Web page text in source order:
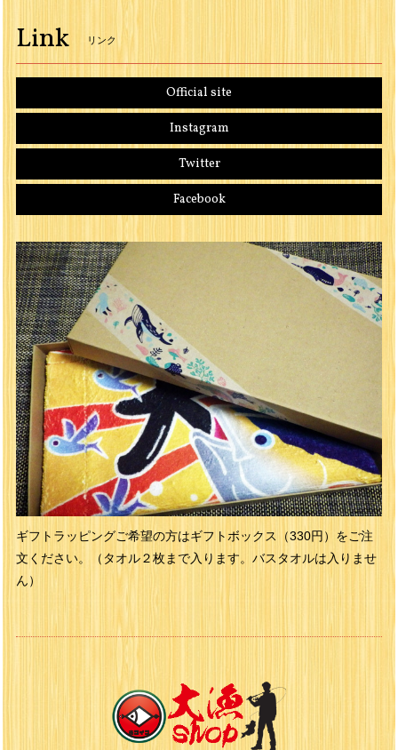
Link リンク
Official site
Instagram
Twitter
Facebook
ギフトラッピングご希望の方はギフトボックス（330円）をご注
文ください。（タオル２枚まで入ります。バスタオルは入りませ
ん）